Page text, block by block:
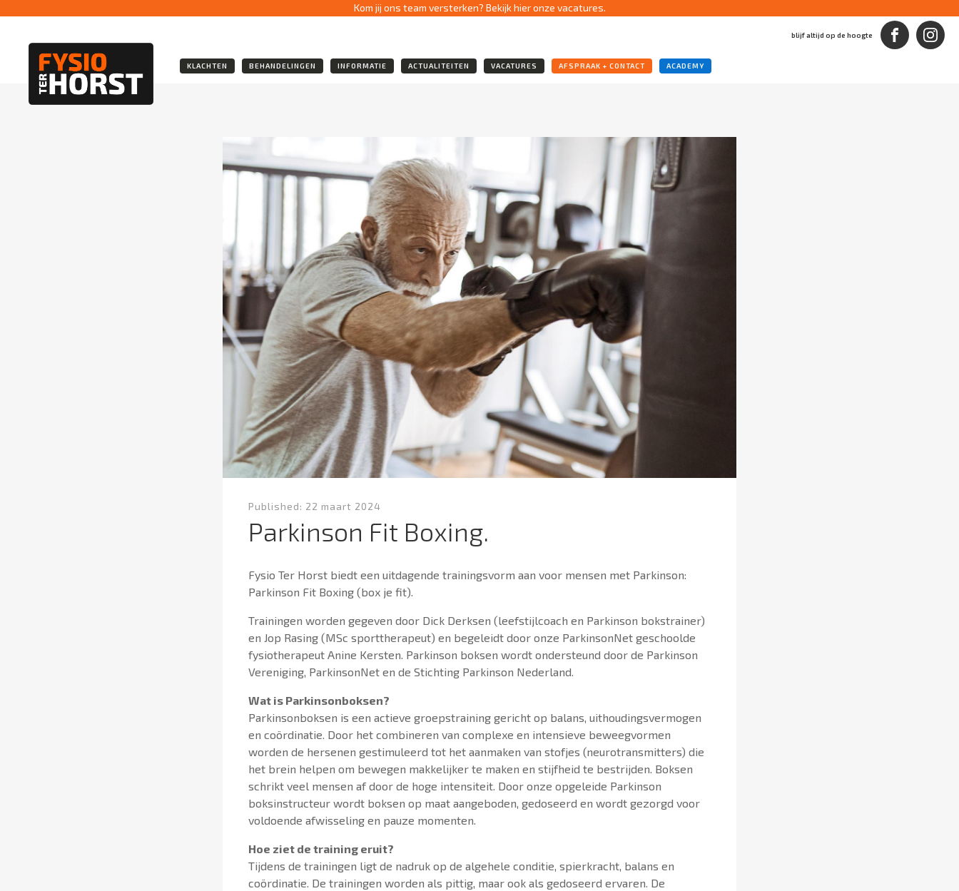
Kom jij ons team versterken? Bekijk hier onze vacatures.
KLACHTEN BEHANDELINGEN INFORMATIE ACTUALITEITEN VACATURES AFSPRAAK + CONTACT ACADEMY
blijf altijd op de hoogte
Published: 22 maart 2024
Parkinson Fit Boxing.
Fysio Ter Horst biedt een uitdagende trainingsvorm aan voor mensen met Parkinson:
Parkinson Fit Boxing (box je fit).
Trainingen worden gegeven door Dick Derksen (leefstijlcoach en Parkinson bokstrainer)
en Jop Rasing (MSc sporttherapeut) en begeleidt door onze ParkinsonNet geschoolde
fysiotherapeut Anine Kersten. Parkinson boksen wordt ondersteund door de Parkinson
Vereniging, ParkinsonNet en de Stichting Parkinson Nederland.
Wat is Parkinsonboksen?
Parkinsonboksen is een actieve groepstraining gericht op balans, uithoudingsvermogen
en coördinatie. Door het combineren van complexe en intensieve beweegvormen
worden de hersenen gestimuleerd tot het aanmaken van stofjes (neurotransmitters) die
het brein helpen om bewegen makkelijker te maken en stijfheid te bestrijden. Boksen
schrikt veel mensen af door de hoge intensiteit. Door onze opgeleide Parkinson
boksinstructeur wordt boksen op maat aangeboden, gedoseerd en wordt gezorgd voor
voldoende afwisseling en pauze momenten.
Hoe ziet de training eruit?
Tijdens de trainingen ligt de nadruk op de algehele conditie, spierkracht, balans en
coördinatie. De trainingen worden als pittig, maar ook als gedoseerd ervaren. De